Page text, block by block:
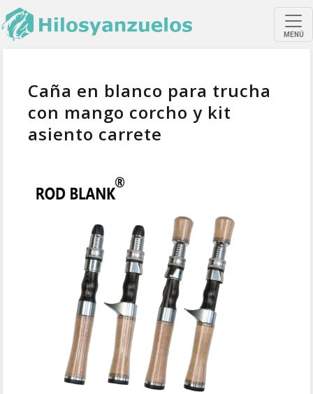
MENÚ
Caña en blanco para trucha
con mango corcho y kit
asiento carrete